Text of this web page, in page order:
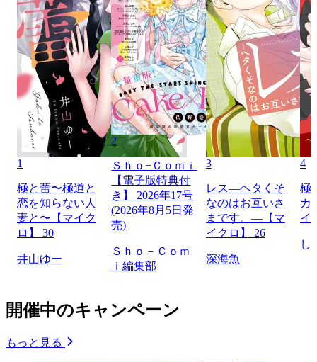
1
極と蕾〜極道と
恋を知らない人
妻と〜【マイク
ロ】 30
井山ゆー
2
Ｓｈｏ−Ｃｏｍｉ
【電子版特典付
き】 2026年17号
(2026年8月5日発
売)
Ｓｈｏ－Ｃｏｍ
ｉ編集部
3
レス―ヘタくそ
なのはお互いさ
まです。―【マ
イクロ】 26
深海魚
4
極
カ
イ
し
開催中のキャンペーン
もっと見る